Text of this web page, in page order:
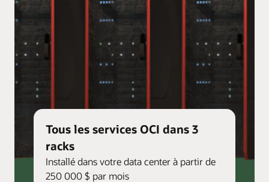
Tous les services OCI dans 3
racks
Installé dans votre data center à partir de
250 000 $ par mois